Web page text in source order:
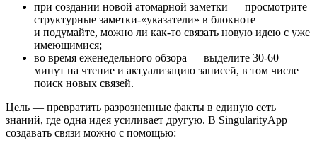
при создании новой атомарной заметки — просмотрите
структурные заметки-«указатели» в блокноте
и подумайте, можно ли как-то связать новую идею с уже
имеющимися;
во время еженедельного обзора — выделите 30-60
минут на чтение и актуализацию записей, в том числе
поиск новых связей.
Цель — превратить разрозненные факты в единую сеть
знаний, где одна идея усиливает другую. В SingularityApp
создавать связи можно с помощью: